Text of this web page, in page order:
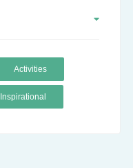
Activities
Inspirational